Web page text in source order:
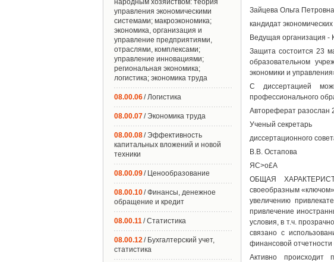
Зайцева Ольга Петровна
кандидат
Ведущая организация -
Защита состоится 23
образовательном
экономики и
С диссертацией
профессионального
Автореферат разослан
Ученый секретарь
диссертационного
В.В. Остапова
ЯС>о£А
ОБЩАЯ
своеобразным «ключом»
увеличению
привлечение
условия, в т.ч.
связано с
финансовой
Активно происходит
народным хозяйством: теория
управления экономическими
системами; макроэкономика;
экономика, организация и
управление предприятиями,
отраслями, комплексами;
управление инновациями;
региональная экономика;
логистика; экономика труда
08.00.06/ Логистика
08.00.07/ Экономика труда
08.00.08/ Эффективность
капитальных вложений и новой
техники
08.00.09/ Ценообразование
08.00.10/ Финансы, денежное
обращение и кредит
08.00.11/ Статистика
08.00.12/ Бухгалтерский учет,
статистика